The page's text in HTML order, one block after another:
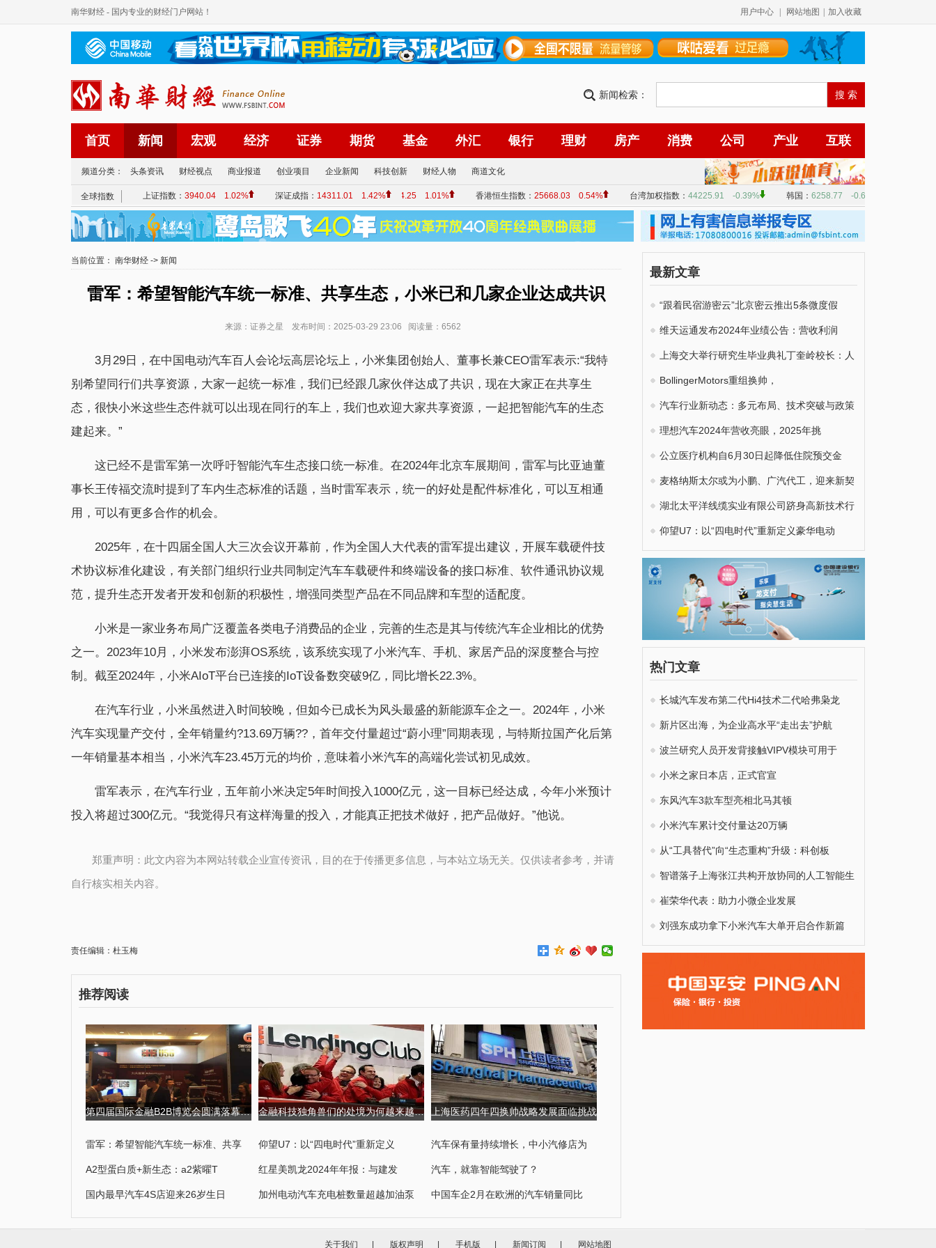
南华财经 - 国内专业的财经门户网站！ 用户中心 网站地图 加入收藏
新闻检索：
首页 新闻 宏观 经济 证券 期货 基金 外汇 银行 理财 房产 消费 公司 产业 互联
频道分类： 头条资讯 财经视点 商业报道 创业项目 企业新闻 科技创新 财经人物 商道文化
当前位置： 南华财经 -> 新闻
雷军：希望智能汽车统一标准、共享生态，小米已和几家企业达成共识
来源：证券之星 发布时间：2025-03-29 23:06 阅读量：6562
3月29日，在中国电动汽车百人会论坛高层论坛上，小米集团创始人、董事长兼CEO雷军表示:“我特
别希望同行们共享资源，大家一起统一标准，我们已经跟几家伙伴达成了共识，现在大家正在共享生
态，很快小米这些生态件就可以出现在同行的车上，我们也欢迎大家共享资源，一起把智能汽车的生态
建起来。”
这已经不是雷军第一次呼吁智能汽车生态接口统一标准。在2024年北京车展期间，雷军与比亚迪董
事长王传福交流时提到了车内生态标准的话题，当时雷军表示，统一的好处是配件标准化，可以互相通
用，可以有更多合作的机会。
2025年，在十四届全国人大三次会议开幕前，作为全国人大代表的雷军提出建议，开展车载硬件技
术协议标准化建设，有关部门组织行业共同制定汽车车载硬件和终端设备的接口标准、软件通讯协议规
范，提升生态开发者开发和创新的积极性，增强同类型产品在不同品牌和车型的适配度。
小米是一家业务布局广泛覆盖各类电子消费品的企业，完善的生态是其与传统汽车企业相比的优势
之一。2023年10月，小米发布澎湃OS系统，该系统实现了小米汽车、手机、家居产品的深度整合与控
制。截至2024年，小米AIoT平台已连接的IoT设备数突破9亿，同比增长22.3%。
在汽车行业，小米虽然进入时间较晚，但如今已成长为风头最盛的新能源车企之一。2024年，小米
汽车实现量产交付，全年销量约?13.69万辆??，首年交付量超过“蔚小理”同期表现，与特斯拉国产化后第
一年销量基本相当，小米汽车23.45万元的均价，意味着小米汽车的高端化尝试初见成效。
雷军表示，在汽车行业，五年前小米决定5年时间投入1000亿元，这一目标已经达成，今年小米预计
投入将超过300亿元。“我觉得只有这样海量的投入，才能真正把技术做好，把产品做好。”他说。
郑重声明：此文内容为本网站转载企业宣传资讯，目的在于传播更多信息，与本站立场无关。仅供读者参考，并请
自行核实相关内容。
责任编辑：杜玉梅
推荐阅读
第四届国际金融B2B博览会圆满落幕,USGFX大放异彩 第四届京剧票友大 金融科技独角兽们的处境为何越来越尴尬? 上海医药四年四换帅战略发展面临挑战
雷军：希望智能汽车统一标准、共享 仰望U7：以“四电时代”重新定义 汽车保有量持续增长，中小汽修店为
A2型蛋白质+新生态：a2紫曜T 红星美凯龙2024年年报：与建发 汽车，就靠智能驾驶了？
国内最早汽车4S店迎来26岁生日 加州电动汽车充电桩数量超越加油泵 中国车企2月在欧洲的汽车销量同比
最新文章
“跟着民宿游密云”北京密云推出5条微度假
维天运通发布2024年业绩公告：营收利润
上海交大举行研究生毕业典礼丁奎岭校长：人
BollingerMotors重组换帅，
汽车行业新动态：多元布局、技术突破与政策
理想汽车2024年营收亮眼，2025年挑
公立医疗机构自6月30日起降低住院预交金
麦格纳斯太尔或为小鹏、广汽代工，迎来新契
湖北太平洋线缆实业有限公司跻身高新技术行
仰望U7：以“四电时代”重新定义豪华电动
热门文章
长城汽车发布第二代Hi4技术二代哈弗枭龙
新片区出海，为企业高水平“走出去”护航
波兰研究人员开发背接触VIPV模块可用于
小米之家日本店，正式官宣
东风汽车3款车型亮相北马其顿
小米汽车累计交付量达20万辆
从“工具替代”向“生态重构”升级：科创板
智谱落子上海张江共构开放协同的人工智能生
崔荣华代表：助力小微企业发展
刘强东成功拿下小米汽车大单开启合作新篇
关于我们 版权声明 手机版 新闻订阅 网站地图